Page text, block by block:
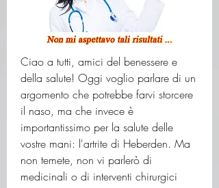
Ciao a tutti, amici del benessere e
della salute! Oggi voglio parlare di un
argomento che potrebbe farvi storcere
il naso, ma che invece è
importantissimo per la salute delle
vostre mani: l'artrite di Heberden. Ma
non temete, non vi parlerò di
medicinali o di interventi chirurgici